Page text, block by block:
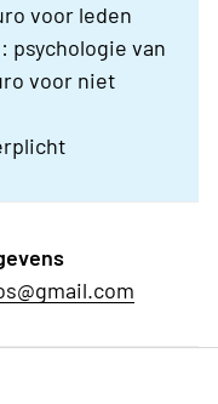
voor leden
psychologie van
voor niet